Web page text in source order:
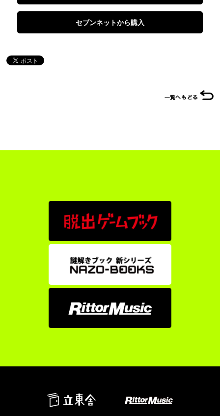
セブンネットから購入